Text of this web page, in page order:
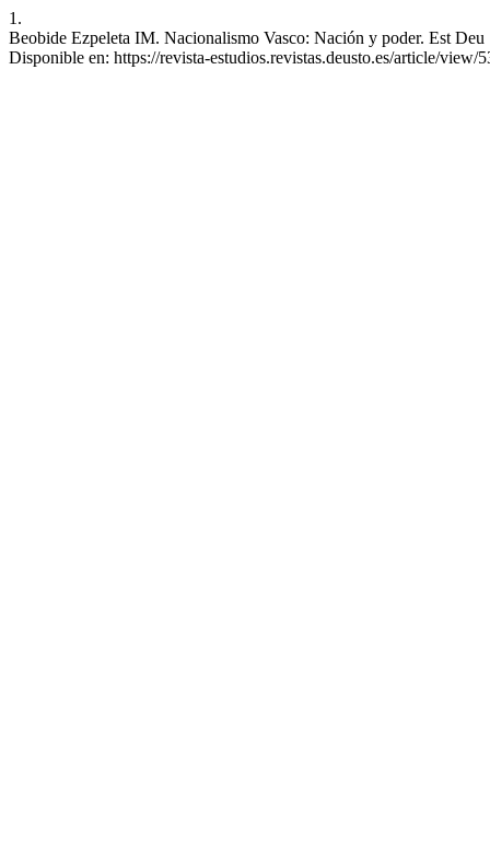
1.
Beobide Ezpeleta IM. Nacionalismo Vasco: Nación y poder. Est
Disponible en: https://revista-estudios.revistas.deusto.es/article/view/